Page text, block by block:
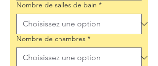
Nombre de salles de bain *
Nombre de chambres *